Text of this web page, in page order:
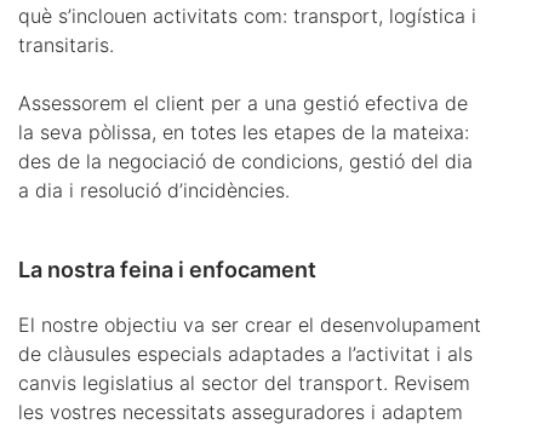
què s’inclouen activitats com: transport, logística i
transitaris.
Assessorem el client per a una gestió efectiva de
la seva pòlissa, en totes les etapes de la mateixa:
des de la negociació de condicions, gestió del dia
a dia i resolució d’incidències.
La nostra feina i enfocament
El nostre objectiu va ser crear el desenvolupament
de clàusules especials adaptades a l’activitat i als
canvis legislatius al sector del transport. Revisem
les vostres necessitats asseguradores i adaptem